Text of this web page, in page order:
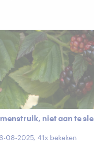
niet aan te
08-2025, 41x bekeken